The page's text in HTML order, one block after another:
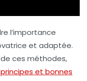
l’importance
et adaptée.
ces méthodes,
principes et bonnes